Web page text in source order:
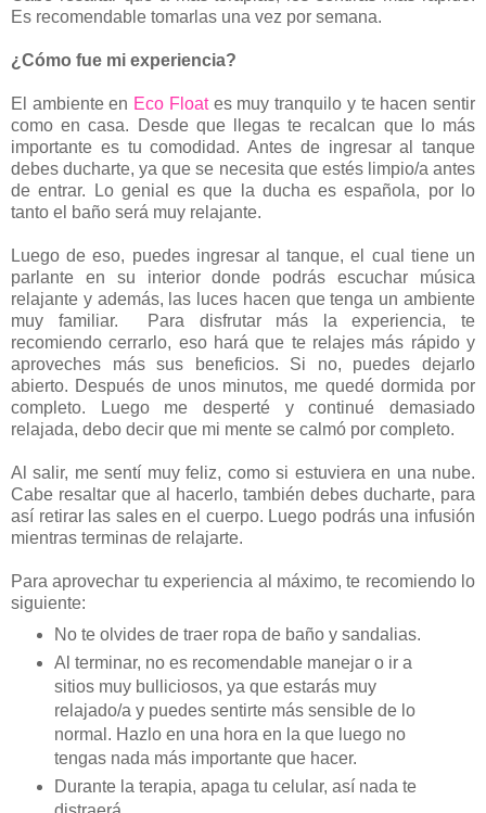
Es recomendable tomarlas una vez por semana.
¿Cómo fue mi experiencia?
El ambiente en Eco Float es muy tranquilo y te hacen sentir
como en casa. Desde que llegas te recalcan que lo más
importante es tu comodidad. Antes de ingresar al tanque
debes ducharte, ya que se necesita que estés limpio/a antes
de entrar. Lo genial es que la ducha es española, por lo
tanto el baño será muy relajante.
Luego de eso, puedes ingresar al tanque, el cual tiene un
parlante en su interior donde podrás escuchar música
relajante y además, las luces hacen que tenga un ambiente
muy familiar. Para disfrutar más la experiencia, te
recomiendo cerrarlo, eso hará que te relajes más rápido y
aproveches más sus beneficios. Si no, puedes dejarlo
abierto. Después de unos minutos, me quedé dormida por
completo. Luego me desperté y continué demasiado
relajada, debo decir que mi mente se calmó por completo.
Al salir, me sentí muy feliz, como si estuviera en una nube.
Cabe resaltar que al hacerlo, también debes ducharte, para
así retirar las sales en el cuerpo. Luego podrás una infusión
mientras terminas de relajarte.
Para aprovechar tu experiencia al máximo, te recomiendo lo
siguiente:
No te olvides de traer ropa de baño y sandalias.
Al terminar, no es recomendable manejar o ir a
sitios muy bulliciosos, ya que estarás muy
relajado/a y puedes sentirte más sensible de lo
normal. Hazlo en una hora en la que luego no
tengas nada más importante que hacer.
Durante la terapia, apaga tu celular, así nada te